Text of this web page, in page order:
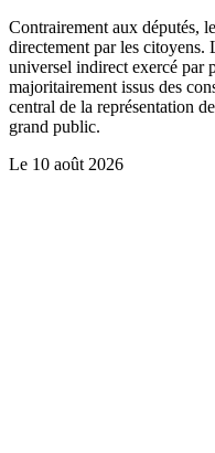
Contrairement aux députés,
directement par les citoyens.
universel indirect exercé par
majoritairement issus des
central de la représentation
grand public.
Le 10 août 2026